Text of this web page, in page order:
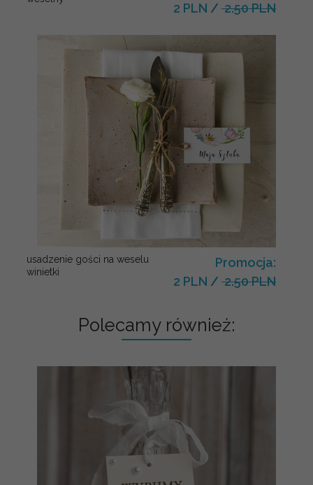
2 PLN / 2.50 PLN
usadzenie gości na weselu
winietki
Promocja:
2 PLN / 2.50 PLN
Polecamy również: